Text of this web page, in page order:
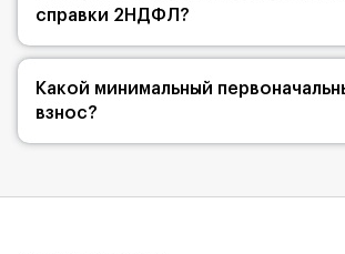
справки 2НДФЛ?
Какой минимальный
взнос?